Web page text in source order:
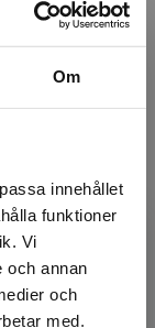
Om
innehållet
funktioner
Vi
och annan
och
med.